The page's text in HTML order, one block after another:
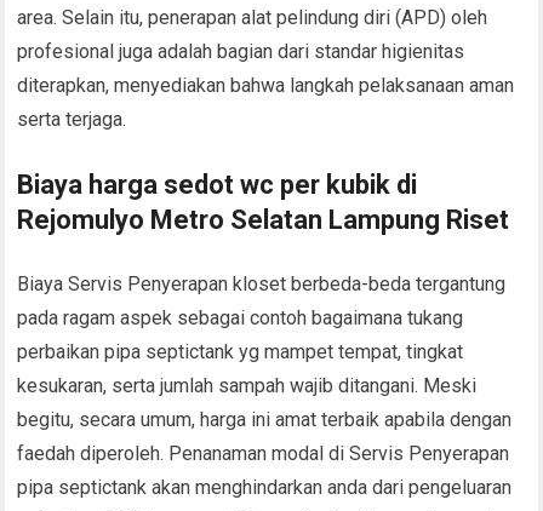
area. Selain itu, penerapan alat pelindung diri (APD) oleh
profesional juga adalah bagian dari standar higienitas
diterapkan, menyediakan bahwa langkah pelaksanaan aman
serta terjaga.
Biaya harga sedot wc per kubik di
Rejomulyo Metro Selatan Lampung Riset
Biaya Servis Penyerapan kloset berbeda-beda tergantung
pada ragam aspek sebagai contoh bagaimana tukang
perbaikan pipa septictank yg mampet tempat, tingkat
kesukaran, serta jumlah sampah wajib ditangani. Meski
begitu, secara umum, harga ini amat terbaik apabila dengan
faedah diperoleh. Penanaman modal di Servis Penyerapan
pipa septictank akan menghindarkan anda dari pengeluaran